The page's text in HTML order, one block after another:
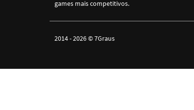
games mais competitivos.
2014 - 2026 ©7Graus